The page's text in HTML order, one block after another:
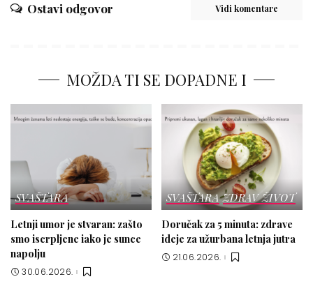
Ostavi odgovor Vidi komentare
MOŽDA TI SE DOPADNE I
SVAŠTARA
Letnji umor je stvaran: zašto
smo iscrpljene iako je sunce
napolju
30.06.2026.
SVAŠTARA ZDRAV ŽIVOT
Doručak za 5 minuta: zdrave
ideje za užurbana letnja jutra
21.06.2026.